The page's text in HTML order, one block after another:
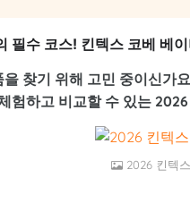
필수 코스! 킨텍스 코베 베
찾기 위해 고민 중이신가
험하고 비교할 수 있는
2026 킨텍